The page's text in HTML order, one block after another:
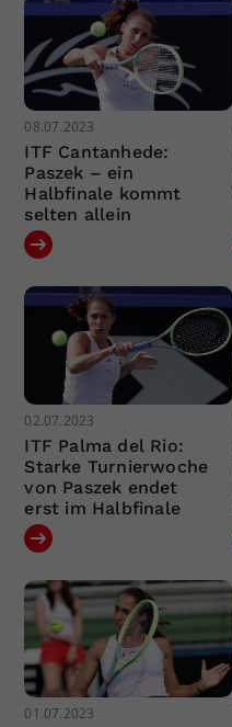
08.07.2023
ITF Cantanhede:
Paszek – ein
Halbfinale kommt
selten allein
02.07.2023
ITF Palma del Rio:
Starke Turnierwoche
von Paszek endet
erst im Halbfinale
01.07.2023